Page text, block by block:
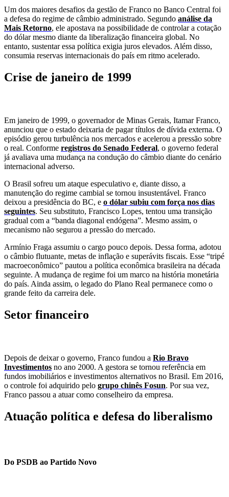
Um dos maiores desafios da gestão de Franco no Banco Central foi
a defesa do regime de câmbio administrado. Segundo análise da
Mais Retorno, ele apostava na possibilidade de controlar a cotação
do dólar mesmo diante da liberalização financeira global. No
entanto, sustentar essa política exigia juros elevados. Além disso,
consumia reservas internacionais do país em ritmo acelerado.
Crise de janeiro de 1999
Em janeiro de 1999, o governador de Minas Gerais, Itamar Franco,
anunciou que o estado deixaria de pagar títulos de dívida externa. O
episódio gerou turbulência nos mercados e acelerou a pressão sobre
o real. Conforme registros do Senado Federal, o governo federal
já avaliava uma mudança na condução do câmbio diante do cenário
internacional adverso.
O Brasil sofreu um ataque especulativo e, diante disso, a
manutenção do regime cambial se tornou insustentável. Franco
deixou a presidência do BC, e o dólar subiu com força nos dias
seguintes. Seu substituto, Francisco Lopes, tentou uma transição
gradual com a “banda diagonal endógena”. Mesmo assim, o
mecanismo não segurou a pressão do mercado.
Armínio Fraga assumiu o cargo pouco depois. Dessa forma, adotou
o câmbio flutuante, metas de inflação e superávits fiscais. Esse “tripé
macroeconômico” pautou a política econômica brasileira na década
seguinte. A mudança de regime foi um marco na história monetária
do país. Ainda assim, o legado do Plano Real permanece como o
grande feito da carreira dele.
Setor financeiro
Depois de deixar o governo, Franco fundou a Rio Bravo
Investimentos no ano 2000. A gestora se tornou referência em
fundos imobiliários e investimentos alternativos no Brasil. Em 2016,
o controle foi adquirido pelo grupo chinês Fosun. Por sua vez,
Franco passou a atuar como conselheiro da empresa.
Atuação política e defesa do liberalismo
Do PSDB ao Partido Novo